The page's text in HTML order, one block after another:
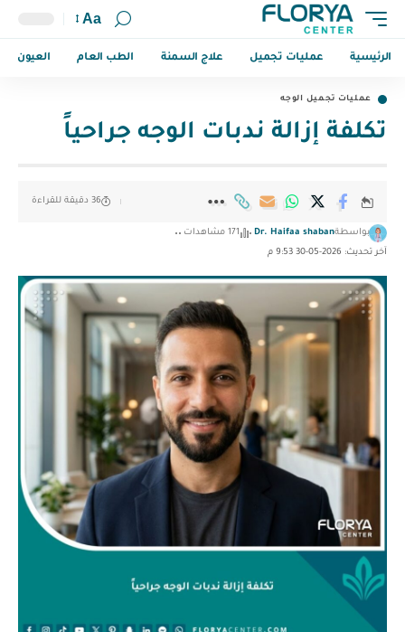
Aa
الرئيسية عمليات تجميل علاج السمنة الطب العام العيون
عمليات تجميل الوجه
تكلفة إزالة ندبات الوجه جراحياً
آخر تحديث: 2026-05-30 9:53 م
بواسطةDr. Haifaa shaban 171 مشاهدات
36 دقيقة للقراءة